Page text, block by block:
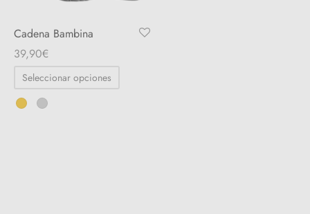
Cadena Bambina
39,90€
Seleccionar opciones